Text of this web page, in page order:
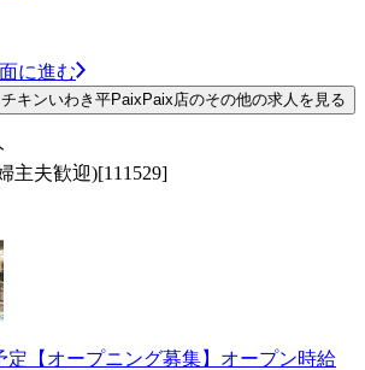
に進む
キンいわき平PaixPaix店のその他の求人を見る
主夫歓迎)[111529]
定【オープニング募集】オープン時給